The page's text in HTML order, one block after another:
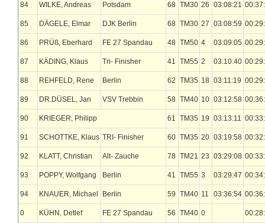
84 WILKE, Andreas Potsdam 68 TM30 26 03:08:21
85 DÄGELE, Elmar DJK Berlin 68 TM30 27 03:08:59
86 PRÜß, Eberhard FE 27 Spandau 48 TM50 4 03:09:05
87 KÄDING, Klaus Tri- Finisher 41 TM55 2 03:10:40
88 REHFELD, Rene Berlin 62 TM35 18 03:11:19
89 DR.DÜSEL, Jan VSV Trebbin 58 TM40 10 03:12:58
90 KRIEGER, Philipp 61 TM35 19 03:13:11
91 SCHOTTKE, Klaus TRI- Finisher 60 TM35 20 03:19:58
92 KLATT, Christian Alt- Zauche 78 TM21 23 03:29:08
93 POPPY, Wolfgang Berlin 41 TM55 3 03:29:47
94 KNAUER, Michael Berlin 59 TM40 11 03:36:54
0 KÜHN, Detlef FE 27 Spandau 56 TM40 0